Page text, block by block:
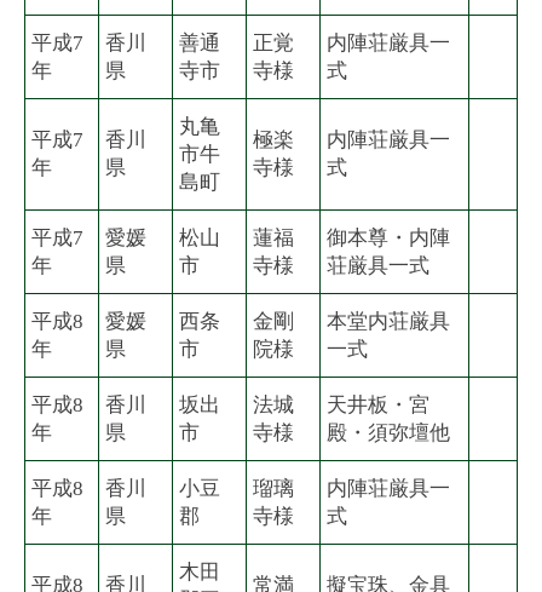
平成7
年
香川
県
善通
寺市
正覚
寺様
内陣荘厳具一
式
平成7
年
香川
県
丸亀
市牛
島町
極楽
寺様
内陣荘厳具一
式
平成7
年
愛媛
県
松山
市
蓮福
寺様
御本尊・内陣
荘厳具一式
平成8
年
愛媛
県
西条
市
金剛
院様
本堂内荘厳具
一式
平成8
年
香川
県
坂出
市
法城
寺様
天井板・宮
殿・須弥壇他
平成8
年
香川
県
小豆
郡
瑠璃
寺様
内陣荘厳具一
式
平成8 香川
木田
常満 擬宝珠、金具